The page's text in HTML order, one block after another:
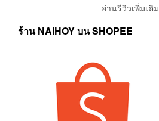
อ่านรีวิวเพิ่มเติม
ร้าน NAIHOY บน SHOPEE